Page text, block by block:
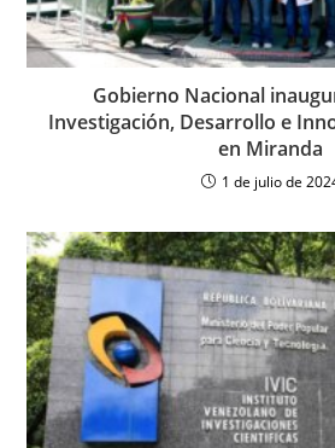
Gobierno Nacional
Investigación, Desarrollo e
en Miranda
1 de julio de